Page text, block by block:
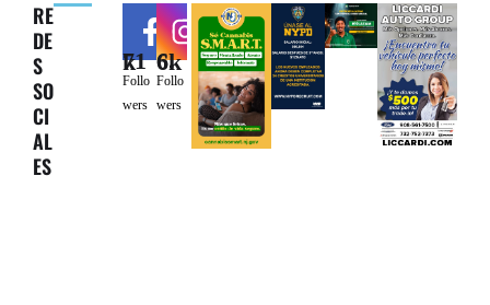
RE
DE
S
SO
CI
AL
ES
71k
Follo
wers
6.6k
Follo
wers